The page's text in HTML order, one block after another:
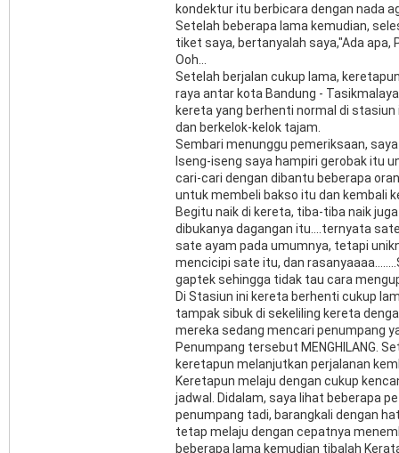
kondektur itu berbicara dengan nada
Setelah beberapa lama kemudian,
tiket saya, bertanyalah saya,"Ada
Ooh...
Setelah berjalan cukup lama,
raya antar kota Bandung -
kereta yang berhenti normal di
dan berkelok-kelok tajam.
Sembari menunggu pemeriksaan,
Iseng-iseng saya hampiri gerobak itu
cari-cari dengan dibantu beberapa
untuk membeli bakso itu dan kembali
Begitu naik di kereta, tiba-tiba naik
dibukanya dagangan itu....ternyata
sate ayam pada umumnya, tetapi
mencicipi sate itu, dan
gaptek sehingga tidak tau cara
Di Stasiun ini kereta berhenti cukup
tampak sibuk di sekeliling kereta
mereka sedang mencari penumpang
Penumpang tersebut MENGHILANG.
keretapun melanjutkan perjalanan
Keretapun melaju dengan cukup
jadwal. Didalam, saya lihat beberapa
penumpang tadi, barangkali dengan
tetap melaju dengan cepatnya
beberapa lama kemudian tibalah